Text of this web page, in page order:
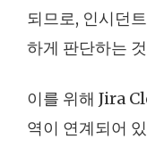
되므로, 인시던
하게 판단하는
이를 위해 Jira
역이 연계되어